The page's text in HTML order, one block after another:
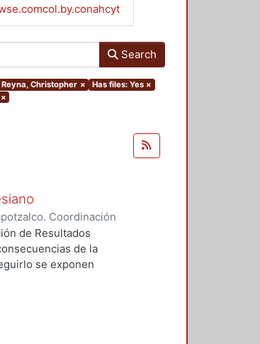
Search
Christopher × Has files: Yes ×
×
Coordinación
Christopher
de Resultados
de la
se exponen